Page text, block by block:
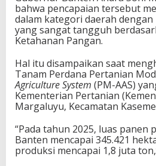
bahwa pencapaian tersebut
dalam kategori daerah
yang sangat tangguh
Ketahanan Pangan.
​Hal itu disampaikan saat
Tanam Perdana Pertanian
Agriculture System (PM-AAS)
Kementerian Pertanian
Margaluyu, Kecamatan
“Pada tahun 2025, luas panen
Banten mencapai 345.421
produksi mencapai 1,8 juta